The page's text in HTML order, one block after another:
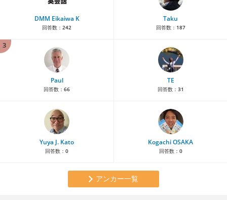
DMM Eikaiwa K
回答数： 242
Taku
回答数： 187
3
Paul
回答数： 66
TE
回答数： 31
Yuya J. Kato
回答数： 0
Kogachi OSAKA
回答数： 0
アンカー一覧